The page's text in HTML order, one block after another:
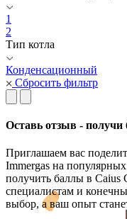
1
2
Тип котла
Конденсационный
Сбросить фильтр
Оставь отзыв -
Приглашаем вас
Immergas на
получить баллы в
специалистам и
выбор, а ваш опыт